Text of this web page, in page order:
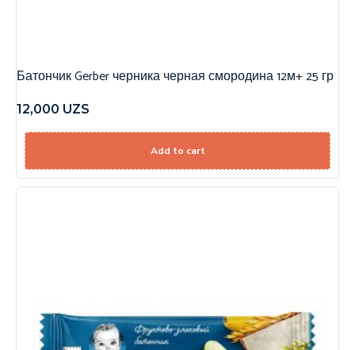
Батончик Gerber черника черная смородина 12м+ 25 гр
12,000 UZS
Add to cart